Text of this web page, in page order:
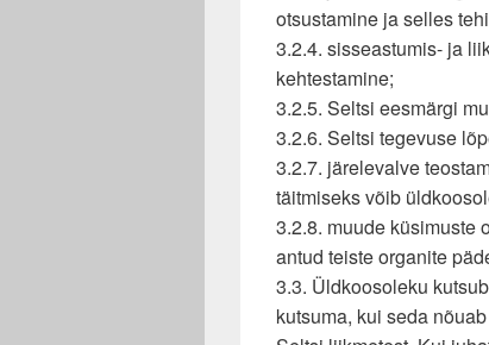
otsustamine ja selles
3.2.4. sisseastumis- ja
kehtestamine;
3.2.5. Seltsi eesmärgi
3.2.6. Seltsi tegevuse
3.2.7. järelevalve
täitmiseks võib
3.2.8. muude küsimuste
antud teiste organite
3.3. Üldkoosoleku
kutsuma, kui seda